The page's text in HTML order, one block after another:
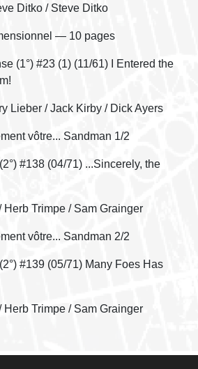
Ditko / Steve Ditko
— 10 pages
(1°) #23 (1) (11/61) I Entered the
/ Jack Kirby / Dick Ayers
vôtre... Sandman 1/2
#138 (04/71) ...Sincerely, the
Trimpe / Sam Grainger
vôtre... Sandman 2/2
#139 (05/71) Many Foes Has
Trimpe / Sam Grainger